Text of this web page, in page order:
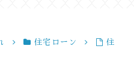
住宅ローン
住